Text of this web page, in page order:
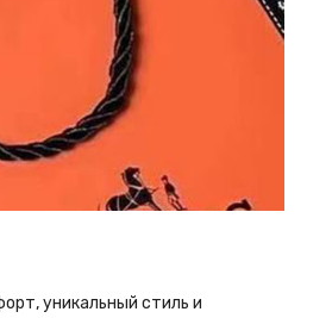
уникальный стиль и